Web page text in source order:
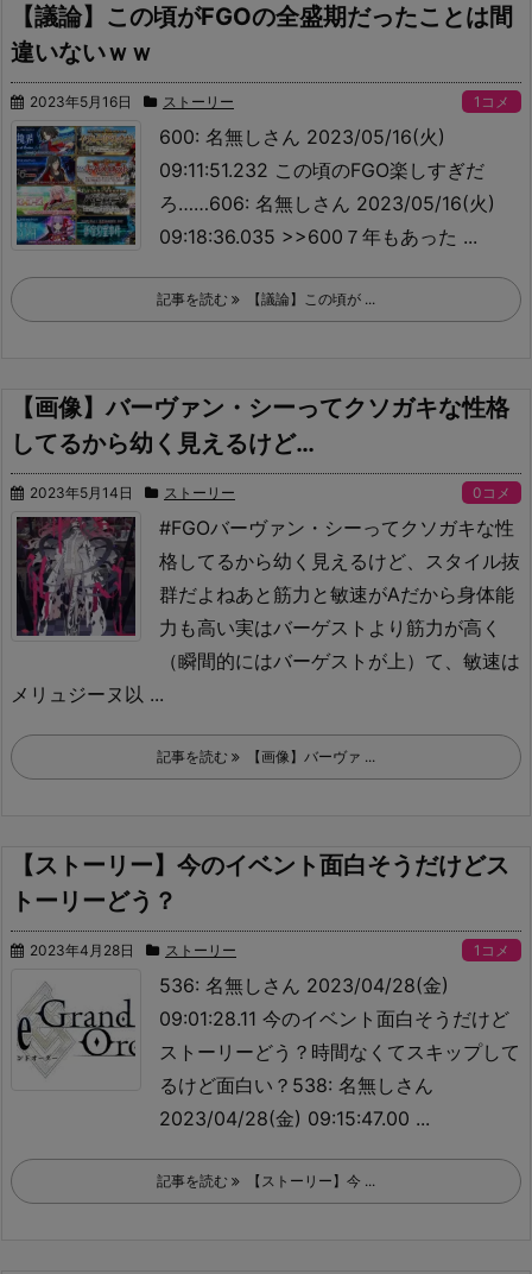
【議論】この頃がFGOの全盛期だったことは間
違いないｗｗ
2023年5月16日 ストーリー 1コメ
600: 名無しさん 2023/05/16(火)
09:11:51.232 この頃のFGO楽しすぎだ
ろ……606: 名無しさん 2023/05/16(火)
09:18:36.035 >>600 ７年もあった ...
記事を読む 【議論】この頃が ...
【画像】バーヴァン・シーってクソガキな性格
してるから幼く見えるけど…
2023年5月14日 ストーリー 0コメ
#FGOバーヴァン・シーってクソガキな性
格してるから幼く見えるけど、スタイル抜
群だよねあと筋力と敏速がAだから身体能
力も高い実はバーゲストより筋力が高く
（瞬間的にはバーゲストが上）て、敏速は
メリュジーヌ以 ...
記事を読む 【画像】バーヴァ ...
【ストーリー】今のイベント面白そうだけどス
トーリーどう？
2023年4月28日 ストーリー 1コメ
536: 名無しさん 2023/04/28(金)
09:01:28.11 今のイベント面白そうだけど
ストーリーどう？ 時間なくてスキップして
るけど面白い？538: 名無しさん
2023/04/28(金) 09:15:47.00 ...
記事を読む 【ストーリー】今 ...